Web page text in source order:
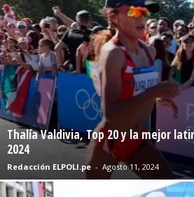
Thalía Valdivia, Top 20 y la mejor
2024
Redacción ELPOLI.pe - Agosto 11, 2024